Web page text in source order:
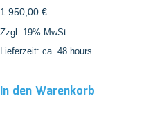
1.950,00 €
Zzgl. 19% MwSt.
Lieferzeit: ca. 48 hours
In den Warenkorb